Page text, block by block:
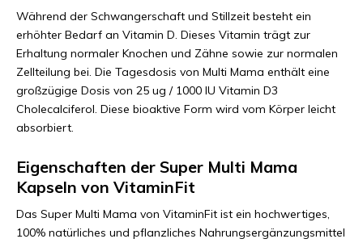
Während der Schwangerschaft und Stillzeit besteht ein
erhöhter Bedarf an Vitamin D. Dieses Vitamin trägt zur
Erhaltung normaler Knochen und Zähne sowie zur normalen
Zellteilung bei. Die Tagesdosis von Multi Mama enthält eine
großzügige Dosis von 25 ug / 1000 IU Vitamin D3
Cholecalciferol. Diese bioaktive Form wird vom Körper leicht
absorbiert.
Eigenschaften der Super Multi Mama
Kapseln von VitaminFit
Das Super Multi Mama von VitaminFit ist ein hochwertiges,
100% natürliches und pflanzliches Nahrungsergänzungsmittel